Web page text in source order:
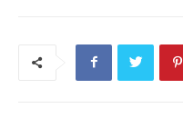
p
p